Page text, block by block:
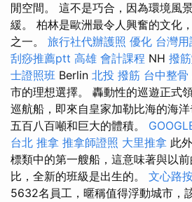
閒空間。 這不是巧合，因為環境風
緩。 柏林是歐洲最令人興奮的文化
之一。 旅行社代辦護照 優化 台灣用
刮痧推薦ptt 高雄 會計課程 NH 撥
士證照班 Berlin 北投 撥筋 台中整骨
市的理想選擇。 轟動性的巡遊正式
巡航船，即來自皇家加勒比海的海
五百八百噸和巨大的體積。
台北 推拿 推拿師證照 大里推拿 此
標類中的第一艘船，這意味著與以
比，全新的班級是出生的。 文心路
5632名員工，暱稱值得浮動城市，